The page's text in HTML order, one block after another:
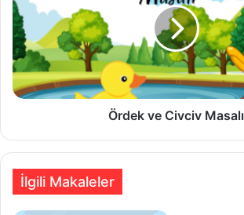
Masalı
Ördek ve Civciv Masalı
İlgili Makaleler